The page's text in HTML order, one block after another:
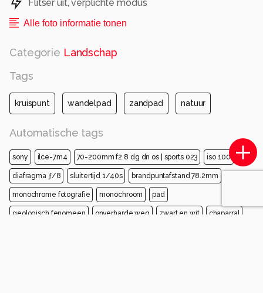
Flitser uit, verplichte modus
Alle foto informatie tonen
Categorie Landschap
Tags
kruispunt wandelpad zandpad natuur
Automatische tags
sony ilce-7m4 70-200mm f2.8 dg dn os | sports 023 iso 100
diafragma ƒ/8 sluitertijd 1/40s brandpuntafstand 78.2mm
monochrome fotografie monochroom pad
geologisch fenomeen onverharde weg zwart en wit chaparral